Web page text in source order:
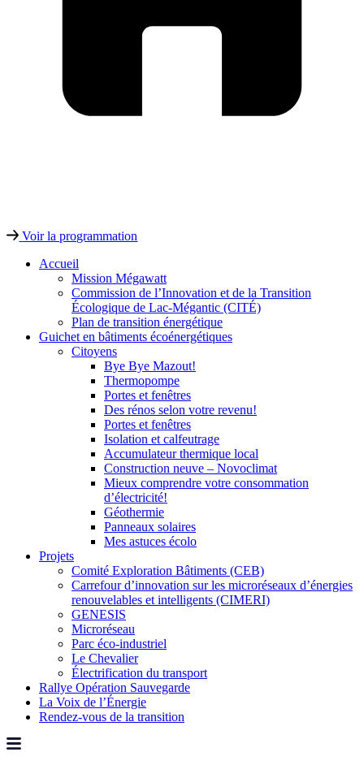
Voir la programmation
Accueil
Mission Mégawatt
Commission de l’Innovation et de la Transition
Écologique de Lac-Mégantic (CITÉ)
Plan de transition énergétique
Guichet en bâtiments écoénergétiques
Citoyens
Bye Bye Mazout!
Thermopompe
Portes et fenêtres
Des rénos selon votre revenu!
Portes et fenêtres
Isolation et calfeutrage
Accumulateur thermique local
Construction neuve – Novoclimat
Mieux comprendre votre consommation
d’électricité!
Géothermie
Panneaux solaires
Mes astuces écolo
Projets
Comité Exploration Bâtiments (CEB)
Carrefour d’innovation sur les microréseaux d’énergies
renouvelables et intelligents (CIMERI)
GENESIS
Microréseau
Parc éco-industriel
Le Chevalier
Électrification du transport
Rallye Opération Sauvegarde
La Voix de l’Énergie
Rendez-vous de la transition